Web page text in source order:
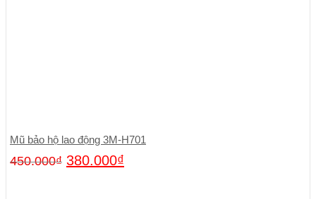
Mũ bảo hộ lao động 3M-H701
450.000₫ 380.000₫